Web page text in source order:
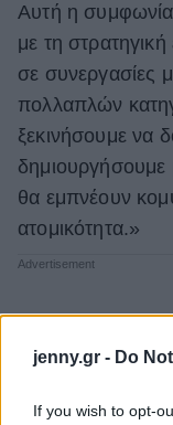
jenny.gr - Do
If you wish to opt-
Αυτή η συμφωνία
με τη στρατηγική
σε συνεργασίες
πολλαπλών
ξεκινήσουμε να
δημιουργήσουμε
θα εμπνέουν
ατομικότητα.»